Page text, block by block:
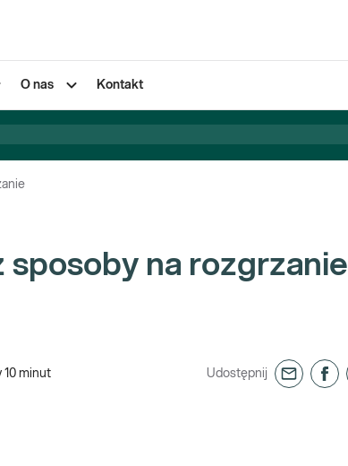
O nas Kontakt
na rozgrzanie
10 minut Udostępnij